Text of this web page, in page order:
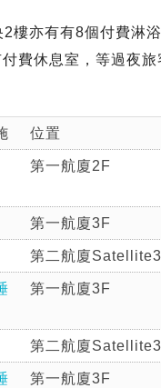
2樓亦有有8個付費淋
費休息室，等過夜旅
位置
第一航廈2F
第一航廈3F
第二航廈
第一航廈3F
第二航廈
第一航廈3F